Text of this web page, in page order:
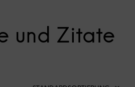
und Zitate